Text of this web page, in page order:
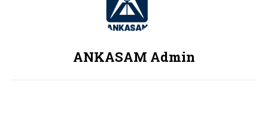
ANKASAM Admin